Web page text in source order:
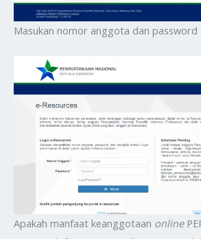
Masukan nomor anggota dan password
Apakah manfaat keanggotaan online